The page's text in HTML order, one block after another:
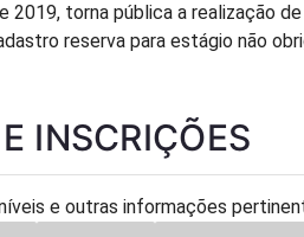
2019, torna pública a realização
reserva para estágio não
INSCRIÇÕES
e outras informações